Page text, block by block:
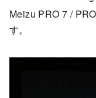
Meizu PRO 7 /
す。